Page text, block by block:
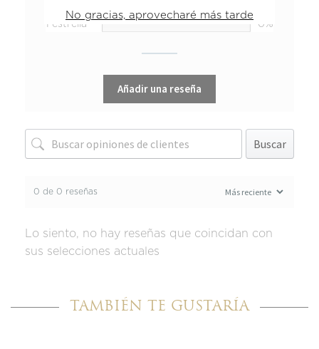
1 estrella
0%
Añadir una reseña
Buscar
0 de 0 reseñas
Lo siento, no hay reseñas que coincidan con
sus selecciones actuales
TAMBIÉN TE GUSTARÍA
No gracias, aprovecharé más tarde